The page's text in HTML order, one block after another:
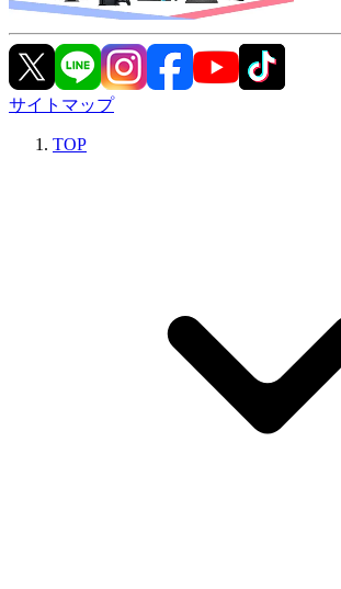
サイトマップ
TOP